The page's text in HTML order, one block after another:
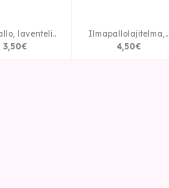
laventeli..
3,50€
Ilmapallolajitelma,..
4,50€